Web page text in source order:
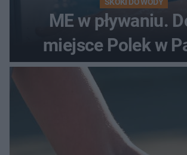
ME w pływaniu.
miejsce Polek w